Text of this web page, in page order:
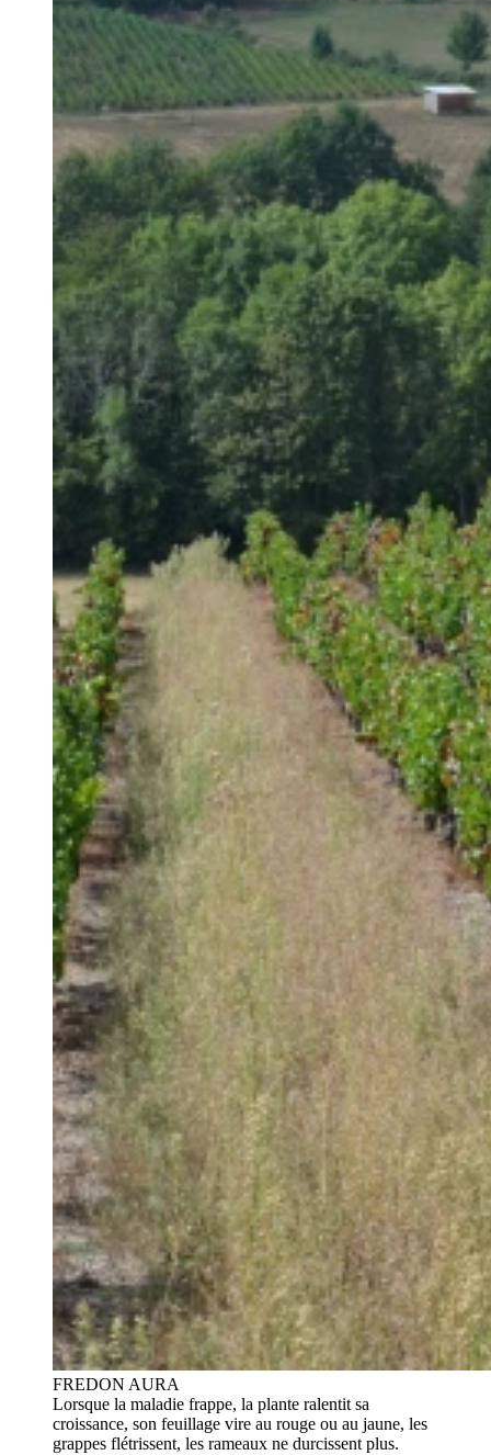
FREDON AURA
Lorsque la maladie frappe, la plante ralentit sa
croissance, son feuillage vire au rouge ou au jaune, les
grappes flétrissent, les rameaux ne durcissent plus.